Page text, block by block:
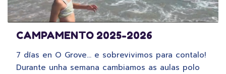
CAMPAMENTO 2025-2026
7 días en O Grove… e sobrevivimos para contalo!
Durante unha semana cambiamos as aulas polo